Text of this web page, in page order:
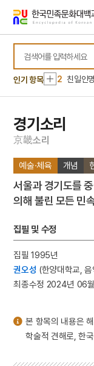
바로가기
바로가기
인기 항목
10 해태
1 대정실업
2 친일인
3 생원진
4
방한준
8
9 연산군
1 대정실
2
3
생원진
5 김홍도
6 낙화놀
경기소리
京畿소리
예술·체육 개념
서울과 경기도를
의해 불린 모든 민
집필 및 수정
집필 1995년
권오성 (한양대학교, 음
최종수정 2024년 06
본 항목의 내용은
학술적 견해로, 한